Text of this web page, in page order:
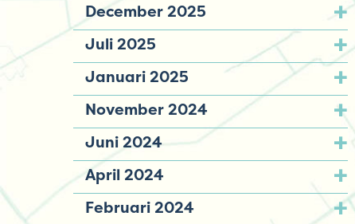
December 2025
Juli 2025
Januari 2025
November 2024
Juni 2024
April 2024
Februari 2024